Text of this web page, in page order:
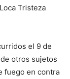
Tristeza
el 9 de
otros sujetos
fuego en contra